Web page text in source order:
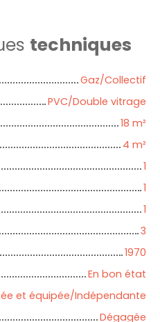
techniques
Gaz/Collectif
PVC/Double vitrage
18 m²
4 m²
1
1
1
3
1970
En bon état
et équipée/Indépendante
Dégagée